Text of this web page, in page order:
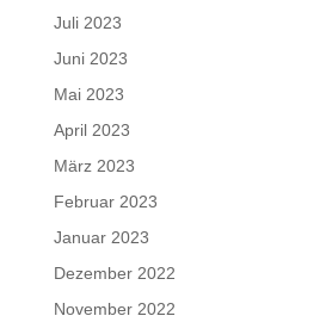
Juli 2023
Juni 2023
Mai 2023
April 2023
März 2023
Februar 2023
Januar 2023
Dezember 2022
November 2022